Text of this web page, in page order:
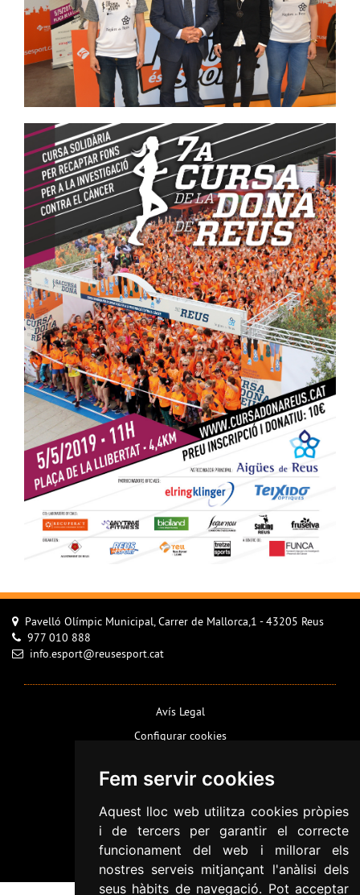
Fem servir cookies
Aquest lloc web utilitza cookies pròpies
i de tercers per garantir el correcte
funcionament del web i millorar els
nostres serveis mitjançant l'anàlisi dels
seus hàbits de navegació. Pot acceptar
Pavelló Olímpic Municipal, Carrer de Mallorca,1 - 43205 Reus
977 010 888
info.esport@reusesport.cat
Avís Legal
Configurar cookies
Política de privacitat
Informació addicional RGPD
Accessibilitat
Mapa web